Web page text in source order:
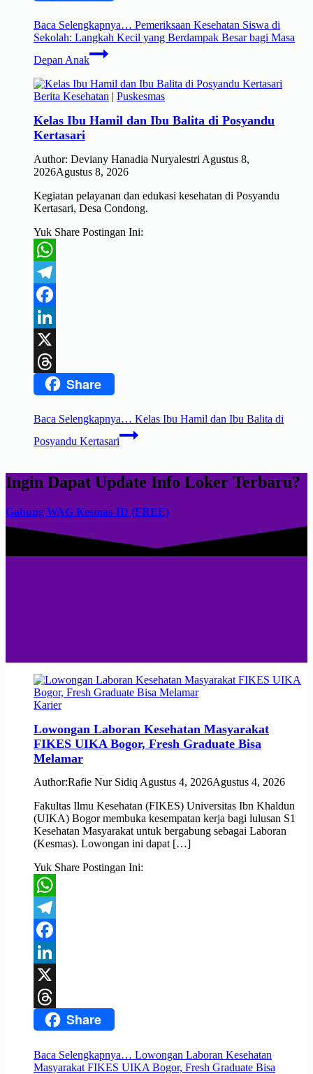
Baca Selengkapnya… Pemeriksaan Kesehatan Siswa di
Sekolah: Langkah Kecil yang Berdampak Besar bagi Masa
Depan Anak
Berita Kesehatan Puskesmas
Kelas Ibu Hamil dan Ibu Balita di Posyandu
Kertasari
Author: Deviany Hanadia Nuryalestri Agustus 8,
2026Agustus 8, 2026
Kegiatan pelayanan dan edukasi kesehatan di Posyandu
Kertasari, Desa Condong.
Yuk Share Postingan Ini:
WhatsApp
Telegram
Facebook
LinkedIn
X
ThreadsShare
Baca Selengkapnya… Kelas Ibu Hamil dan Ibu Balita di
Posyandu Kertasari
Ingin Dapat Update Info Loker Terbaru?
Gabung WAG Kesmas-ID (FREE)
Karier
Lowongan Laboran Kesehatan Masyarakat
FIKES UIKA Bogor, Fresh Graduate Bisa
Melamar
Author:Rafie Nur Sidiq Agustus 4, 2026Agustus 4, 2026
Fakultas Ilmu Kesehatan (FIKES) Universitas Ibn Khaldun
(UIKA) Bogor membuka kesempatan kerja bagi lulusan S1
Kesehatan Masyarakat untuk bergabung sebagai Laboran
(Kesmas). Lowongan ini dapat […]
Yuk Share Postingan Ini:
WhatsApp
Telegram
Facebook
LinkedIn
X
ThreadsShare
Baca Selengkapnya… Lowongan Laboran Kesehatan
Masyarakat FIKES UIKA Bogor, Fresh Graduate Bisa